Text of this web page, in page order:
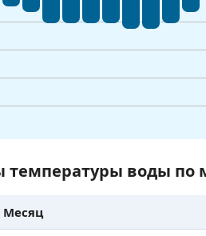
температуры воды по
Месяц